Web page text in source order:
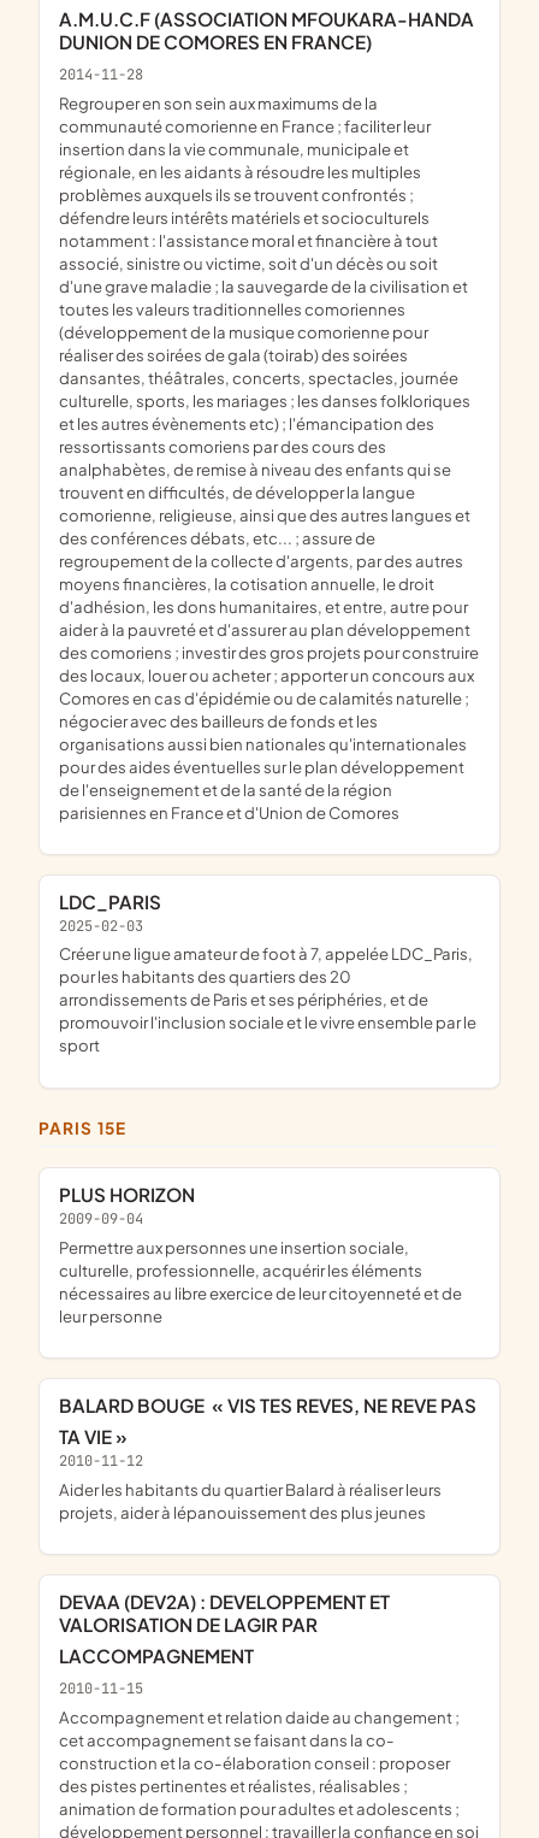
A.M.U.C.F (ASSOCIATION MFOUKARA-HANDA
DUNION DE COMORES EN FRANCE)
2014-11-28
regrouper en son sein aux maximums de la
communauté comorienne en France ; faciliter leur
insertion dans la vie communale, municipale et
régionale, en les aidants à résoudre les multiples
problèmes auxquels ils se trouvent confrontés ;
défendre leurs intérêts matériels et socioculturels
notamment : l'assistance moral et financière à tout
associé, sinistre ou victime, soit d'un décès ou soit
d'une grave maladie ; la sauvegarde de la civilisation et
toutes les valeurs traditionnelles comoriennes
(développement de la musique comorienne pour
réaliser des soirées de gala (toirab) des soirées
dansantes, théâtrales, concerts, spectacles, journée
culturelle, sports, les mariages ; les danses folkloriques
et les autres évènements etc) ; l'émancipation des
ressortissants comoriens par des cours des
analphabètes, de remise à niveau des enfants qui se
trouvent en difficultés, de développer la langue
comorienne, religieuse, ainsi que des autres langues et
des conférences débats, etc... ; assure de
regroupement de la collecte d'argents, par des autres
moyens financières, la cotisation annuelle, le droit
d'adhésion, les dons humanitaires, et entre, autre pour
aider à la pauvreté et d'assurer au plan développement
des comoriens ; investir des gros projets pour construire
des locaux, louer ou acheter ; apporter un concours aux
Comores en cas d'épidémie ou de calamités naturelle ;
négocier avec des bailleurs de fonds et les
organisations aussi bien nationales qu'internationales
pour des aides éventuelles sur le plan développement
de l'enseignement et de la santé de la région
parisiennes en France et d'Union de Comores
LDC_PARIS
2025-02-03
créer une ligue amateur de foot à 7, appelée LDC_Paris,
pour les habitants des quartiers des 20
arrondissements de Paris et ses périphéries, et de
promouvoir l'inclusion sociale et le vivre ensemble par le
sport
PARIS 15E
PLUS HORIZON
2009-09-04
permettre aux personnes une insertion sociale,
culturelle, professionnelle, acquérir les éléments
nécessaires au libre exercice de leur citoyenneté et de
leur personne
BALARD BOUGE  « VIS TES REVES, NE REVE PAS
TA VIE »
2010-11-12
aider les habitants du quartier Balard à réaliser leurs
projets, aider à lépanouissement des plus jeunes
DEVAA (DEV2A) : DEVELOPPEMENT ET
VALORISATION DE LAGIR PAR
LACCOMPAGNEMENT
2010-11-15
accompagnement et relation daide au changement ;
cet accompagnement se faisant dans la co-
construction et la co-élaboration conseil : proposer
des pistes pertinentes et réalistes, réalisables ;
animation de formation pour adultes et adolescents ;
développement personnel : travailler la confiance en soi